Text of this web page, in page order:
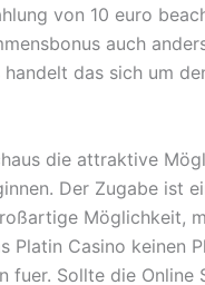
von 10 euro
auch
das sich um
die attraktive
Der Zugabe ist
Möglichkeit,
Platin Casino keinen
fuer. Sollte die Online